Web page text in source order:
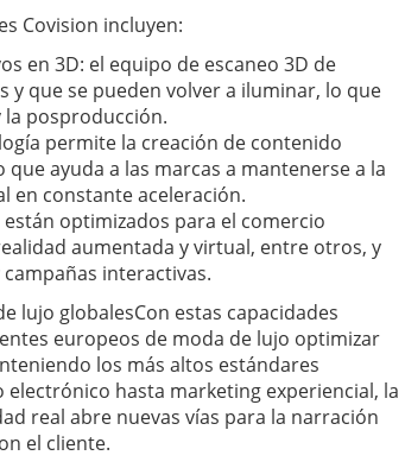
Covision incluyen:
en 3D: el equipo de escaneo 3D de
y que se pueden volver a iluminar, lo que
posproducción.
permite la creación de contenido
ayuda a las marcas a mantenerse a la
en constante aceleración.
optimizados para el comercio
aumentada y virtual, entre otros, y
interactivas.
lujo globalesCon estas capacidades
europeos de moda de lujo optimizar
los más altos estándares
hasta marketing experiencial, la
real abre nuevas vías para la narración
el cliente.